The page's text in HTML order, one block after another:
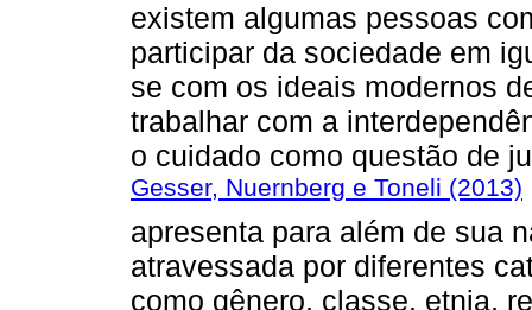
existem algumas pessoas
participar da sociedade em
se com os ideais modernos
trabalhar com a
o cuidado como questão de
Gesser, Nuernberg e Toneli (2013)
apresenta para além de sua
atravessada por diferentes
como gênero, classe, etnia,